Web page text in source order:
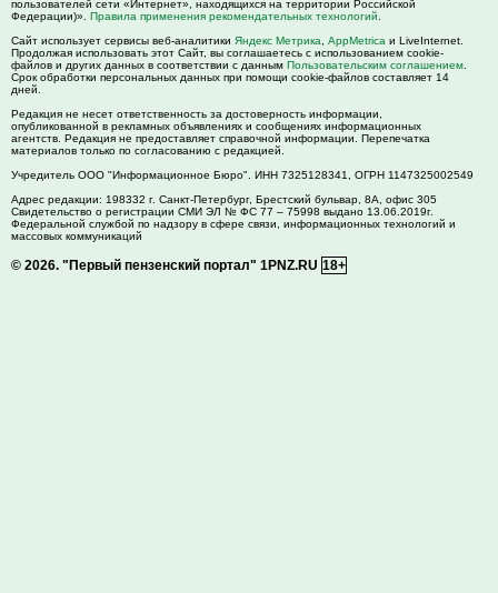
пользователей сети «Интернет», находящихся на территории Российской
Федерации)». Правила применения рекомендательных технологий
Сайт использует сервисы веб-аналитики Яндекс Метрика AppMetrica и LiveInternet.
Продолжая использовать этот Сайт, вы соглашаетесь с использованием cookie-
файлов и других данных в соответствии с данным Пользовательским соглашением
Срок обработки персональных данных при помощи cookie-файлов составляет 14
дней.
Редакция не несет ответственность за достоверность информации,
опубликованной в рекламных объявлениях и сообщениях информационных
агентств. Редакция не предоставляет справочной информации. Перепечатка
материалов только по согласованию с редакцией.
Учредитель ООО "Информационное Бюро". ИНН 7325128341, ОГРН 1147325002549
Адрес редакции: 198332 г. Санкт-Петербург, Брестский бульвар, 8А, офис 305
Свидетельство о регистрации СМИ ЭЛ № ФС 77 – 75998 выдано 13.06.2019г.
Федеральной службой по надзору в сфере связи, информационных технологий и
массовых коммуникаций
© 2026. "Первый пензенский портал" 1PNZ.RU 18+